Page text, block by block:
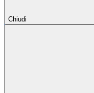
Chiudi